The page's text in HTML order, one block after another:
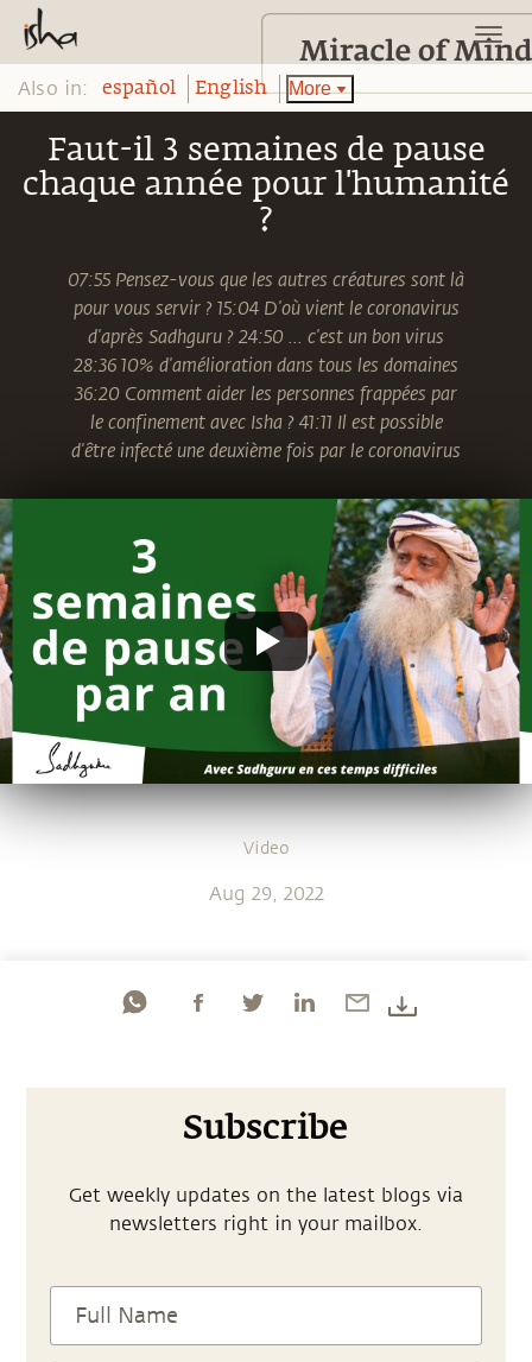
Also in: español English More
Faut-il 3 semaines de pause
chaque année pour l'humanité
?
07:55 Pensez-vous que les autres créatures sont là
pour vous servir ? 15:04 D'où vient le coronavirus
d'après Sadhguru ? 24:50 ... c'est un bon virus
28:36 10% d'amélioration dans tous les domaines
36:20 Comment aider les personnes frappées par
le confinement avec Isha ? 41:11 Il est possible
d'être infecté une deuxième fois par le coronavirus
Video
Aug 29, 2022
Subscribe
Get weekly updates on the latest blogs via
newsletters right in your mailbox.